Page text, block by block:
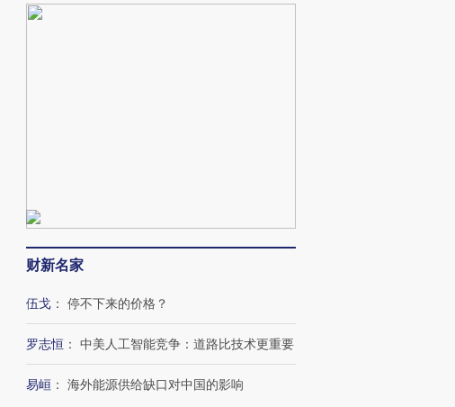
财新名家
伍戈 ： 停不下来的价格？
罗志恒 ： 中美人工智能竞争：道路比技术更重要
易峘 ： 海外能源供给缺口对中国的影响